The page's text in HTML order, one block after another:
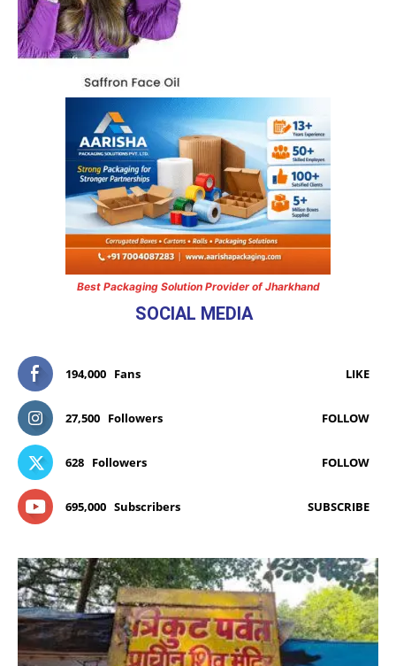
Best Packaging Solution Provider of Jharkhand
SOCIAL MEDIA
194,000 Fans LIKE
27,500 Followers FOLLOW
628 Followers FOLLOW
695,000 Subscribers SUBSCRIBE